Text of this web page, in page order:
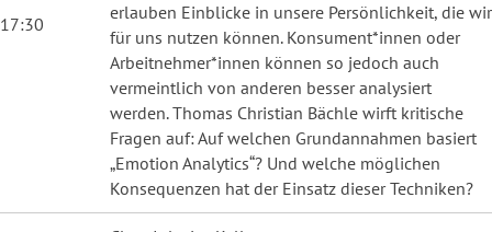
17:30
erlauben Einblicke in unsere Persönlichkeit, die wir
für uns nutzen können. Konsument*innen oder
Arbeitnehmer*innen können so jedoch auch
vermeintlich von anderen besser analysiert
werden. Thomas Christian Bächle wirft kritische
Fragen auf: Auf welchen Grundannahmen basiert
„Emotion Analytics“? Und welche möglichen
Konsequenzen hat der Einsatz dieser Techniken?